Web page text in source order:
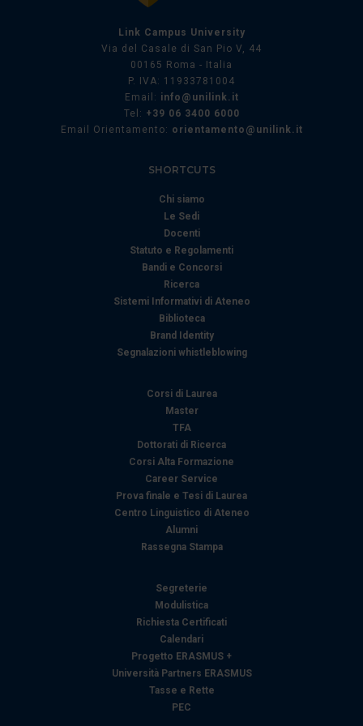
analizzare il nostro traffico. Condividiamo inoltre
informazioni sul modo in cui utilizza il nostro sito con i
nostri partner che si occupano di analisi dei dati web,
pubblicità e social media, i quali potrebbero combinarle
con altre informazioni che ha fornito loro o che hanno
raccolto dal suo utilizzo dei loro servizi.
Link Campus University
Via del Casale di San Pio V, 44
00165 Roma - Italia
P. IVA: 11933781004
Email: info@unilink.it
Tel: +39 06 3400 6000
Email Orientamento: orientamento@unilink.it
SHORTCUTS
Chi siamo
Le Sedi
Docenti
Statuto e Regolamenti
Bandi e Concorsi
Ricerca
Sistemi Informativi di Ateneo
Biblioteca
Brand Identity
Segnalazioni whistleblowing
Corsi di Laurea
Master
TFA
Dottorati di Ricerca
Corsi Alta Formazione
Career Service
Prova finale e Tesi di Laurea
Centro Linguistico di Ateneo
Alumni
Rassegna Stampa
Segreterie
Modulistica
Richiesta Certificati
Calendari
Progetto ERASMUS +
Università Partners ERASMUS
Tasse e Rette
PEC